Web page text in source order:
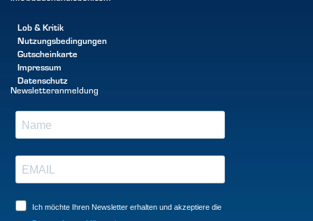
Lob & Kritik
Nutzungsbedingungen
Gutscheinkarte
Impressum
Datenschutz
Newsletteranmeldung
Ich möchte Ihren Newsletter erhalten und akzeptiere die